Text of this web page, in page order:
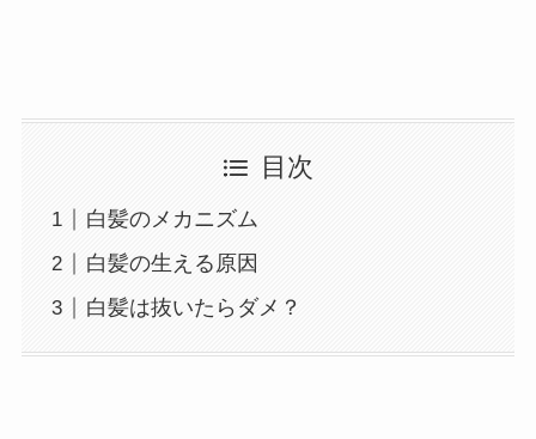
目次
白髪のメカニズム
白髪の生える原因
白髪は抜いたらダメ？